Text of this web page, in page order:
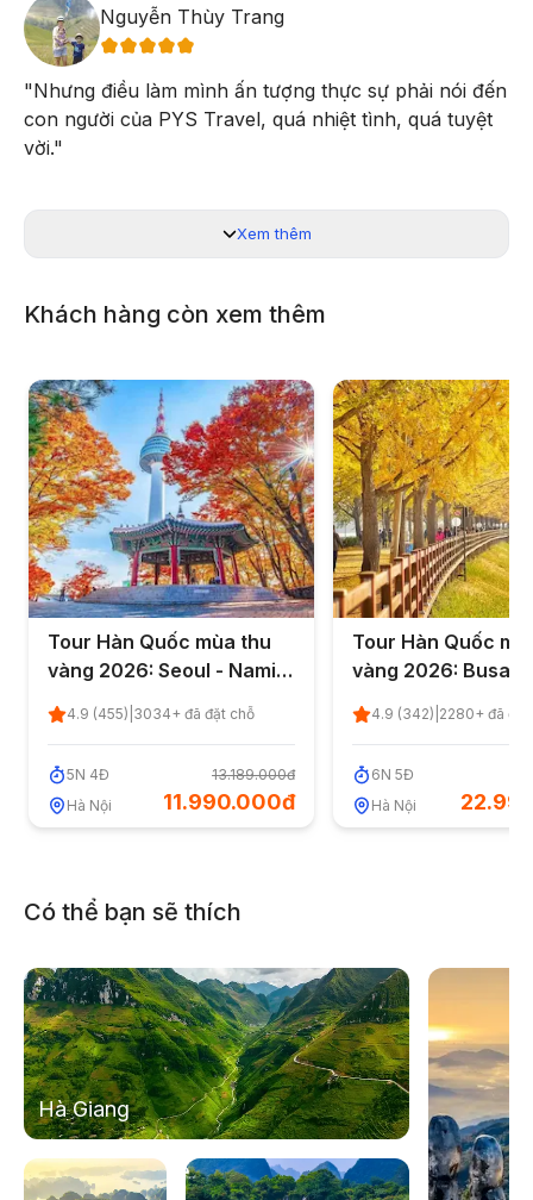
rũ như tấm thảm mềm mại, hòa quyện với những vạt nắng
vàng óng như mật. Người ta lại nô nức hẹn nhau ngày trở lại
để trôi theo những bậc thang vàng lên mây ở Mù Cang Chải.
Hãy liên hệ với PYS Travel ngay hôm nay để lên kế hoạch
cho chuyến đi ngắm ruộng bậc thang Mù Cang Chải mùa lúa
chín của bạn!
Tối:Đến Nghĩa Lộ nhận phòng khách sạn nghỉ ngơi,
dùng bữa tối tại khu nhà sàn người Thái.
Nguyễn Thùy Trang
"Nhưng điều làm mình ấn tượng thực sự phải nói đến
con người của PYS Travel, quá nhiệt tình, quá tuyệt
vời."
Xem thêm
Khách hàng còn xem thêm
Tour Hàn Quốc mùa thu
vàng 2026: Seoul - Nami -
Library 5 ngày 4 đêm từ
Airways
4.9 (455) 3034+ đã đặt chỗ
5N 4Đ
Hà Nội
13.189.000đ
11.990.000đ
Tour Hàn Quốc
vàng 2026: Busan
ngày 5 đêm từ Hà
4.9 (342) 2280+ đã
6N 5Đ
Hà Nội
Có thể bạn sẽ thích
Hà Giang